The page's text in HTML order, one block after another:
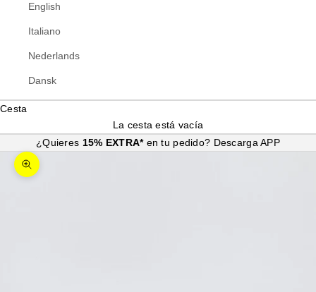
English
Italiano
Nederlands
Dansk
Cesta
La cesta está vacía
¿Quieres 15% EXTRA* en tu pedido? Descarga APP
Zoom